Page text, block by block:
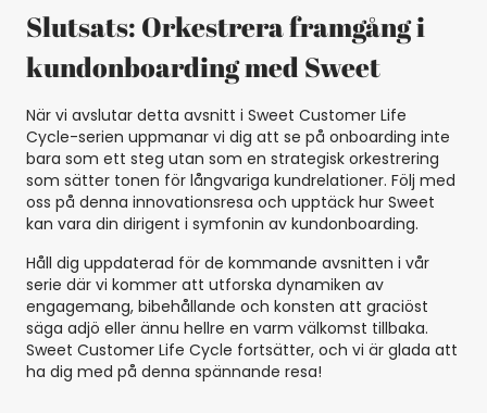
Slutsats: Orkestrera framgång i
kundonboarding med Sweet
När vi avslutar detta avsnitt i Sweet Customer Life
Cycle-serien uppmanar vi dig att se på onboarding inte
bara som ett steg utan som en strategisk orkestrering
som sätter tonen för långvariga kundrelationer. Följ med
oss på denna innovationsresa och upptäck hur Sweet
kan vara din dirigent i symfonin av kundonboarding.
Håll dig uppdaterad för de kommande avsnitten i vår
serie där vi kommer att utforska dynamiken av
engagemang, bibehållande och konsten att graciöst
säga adjö eller ännu hellre en varm välkomst tillbaka.
Sweet Customer Life Cycle fortsätter, och vi är glada att
ha dig med på denna spännande resa!